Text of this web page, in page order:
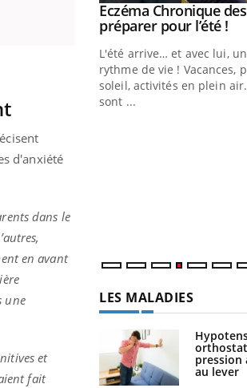
d'anxiété
dans le
en avant
une
et
fait
: et si on Youtube
Eczéma Chronique
préparer pour l’été !
L'été arrive… et avec lui,
rythme de vie ! Vacances,
soleil, activités en plein
sont ...
LES MALADIES
pression
au lever